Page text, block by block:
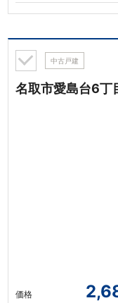
中古戸建
名取市愛島台6丁
価格